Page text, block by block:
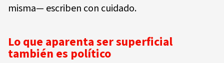
misma— escriben con cuidado.
Lo que aparenta ser superficial
también es político